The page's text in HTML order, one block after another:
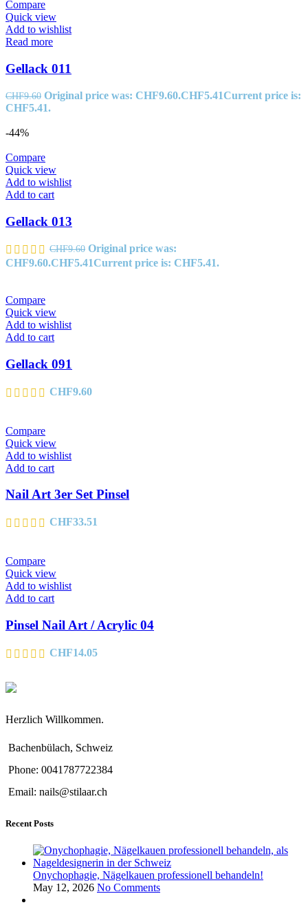
Compare
Quick view
Add to wishlist
Read more
Gellack 011
CHF9.60 Original price was: CHF9.60.CHF5.41Current price is:
CHF5.41.
-44%
Compare
Quick view
Add to wishlist
Add to cart
Gellack 013
CHF9.60 Original price was:
CHF9.60.CHF5.41Current price is: CHF5.41.
Compare
Quick view
Add to wishlist
Add to cart
Gellack 091
CHF9.60
Compare
Quick view
Add to wishlist
Add to cart
Nail Art 3er Set Pinsel
CHF33.51
Compare
Quick view
Add to wishlist
Add to cart
Pinsel Nail Art / Acrylic 04
CHF14.05
Herzlich Willkommen.
Bachenbülach, Schweiz
Phone: 0041787722384
Email: nails@stilaar.ch
Recent Posts
Onychophagie, Nägelkauen professionell behandeln!
May 12, 2026 No Comments